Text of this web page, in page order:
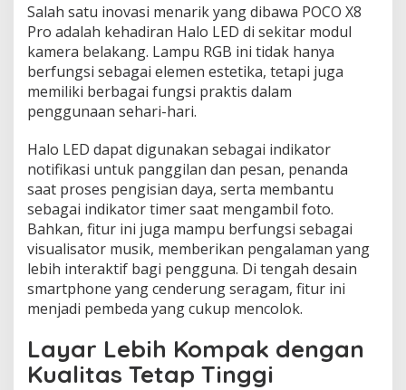
Salah satu inovasi menarik yang dibawa POCO X8
Pro adalah kehadiran Halo LED di sekitar modul
kamera belakang. Lampu RGB ini tidak hanya
berfungsi sebagai elemen estetika, tetapi juga
memiliki berbagai fungsi praktis dalam
penggunaan sehari-hari.
Halo LED dapat digunakan sebagai indikator
notifikasi untuk panggilan dan pesan, penanda
saat proses pengisian daya, serta membantu
sebagai indikator timer saat mengambil foto.
Bahkan, fitur ini juga mampu berfungsi sebagai
visualisator musik, memberikan pengalaman yang
lebih interaktif bagi pengguna. Di tengah desain
smartphone yang cenderung seragam, fitur ini
menjadi pembeda yang cukup mencolok.
Layar Lebih Kompak dengan
Kualitas Tetap Tinggi